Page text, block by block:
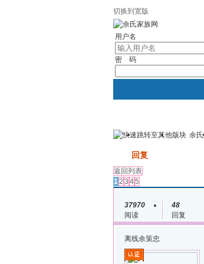
切换到宽版
用户名
密 码
我的 讨论区
余
回复
返回列表
12 3 45
37970
阅读
48
回复
离线余策忠